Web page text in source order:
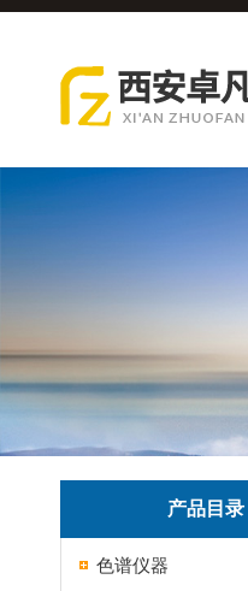
产品目录
色谱仪器